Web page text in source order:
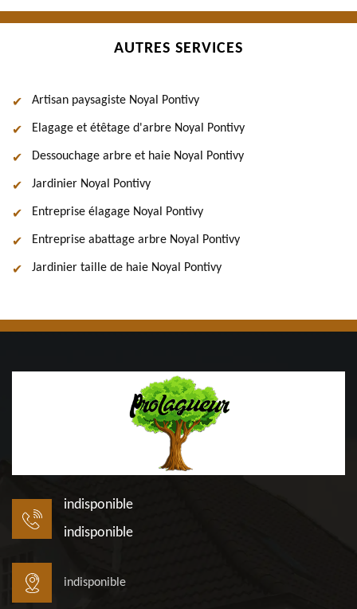
AUTRES SERVICES
Artisan paysagiste Noyal Pontivy
Elagage et étêtage d'arbre Noyal Pontivy
Dessouchage arbre et haie Noyal Pontivy
Jardinier Noyal Pontivy
Entreprise élagage Noyal Pontivy
Entreprise abattage arbre Noyal Pontivy
Jardinier taille de haie Noyal Pontivy
indisponible
indisponible
indisponible